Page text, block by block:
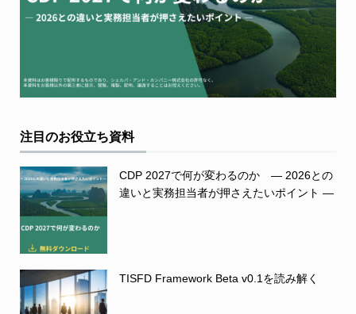
注目のお役立ち資料
CDP 2027で何が変わるのか ― 2026との
違いと実務担当者が押さえたいポイント ―
TISFD Framework Beta v0.1を読み解く